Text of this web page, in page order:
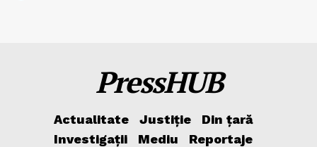
PressHUB
Actualitate Justiție
Din țară
Investigații
Mediu
Reportaje